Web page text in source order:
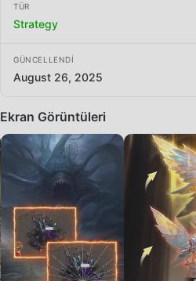
TÜR
Strategy
GÜNCELLENDI
August 26, 2025
Ekran Görüntüleri